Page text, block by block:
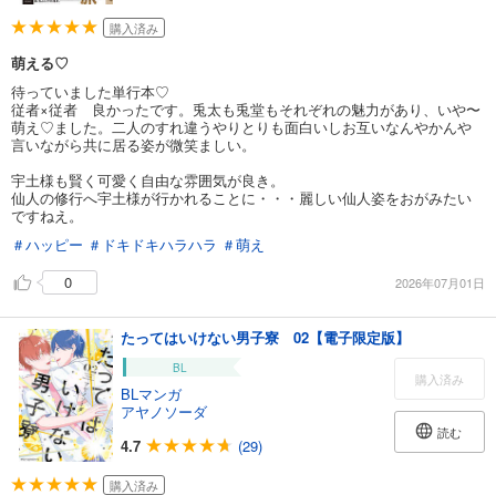
購入済み
萌える♡
待っていました単行本♡
従者×従者 良かったです。兎太も兎堂もそれぞれの魅力があり、いや〜
萌え♡ました。二人のすれ違うやりとりも面白いしお互いなんやかんや
言いながら共に居る姿が微笑ましい。
宇土様も賢く可愛く自由な雰囲気が良き。
仙人の修行へ宇土様が行かれることに・・・麗しい仙人姿をおがみたい
ですねえ。
＃ハッピー ＃ドキドキハラハラ ＃萌え
0
2026年07月01日
たってはいけない男子寮 02【電子限定版】
BL
BLマンガ
アヤノソーダ
4.7
(29)
購入済み
読む
購入済み